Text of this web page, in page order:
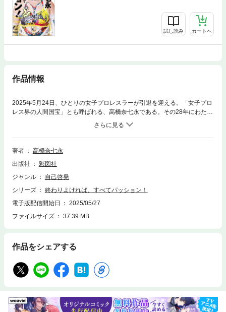
試し読み カートへ
作品情報
2025年5月24日、ひとりの女子プロレスラーが引退を迎える。「女子プロ
レス界の人間国宝」とも呼ばれる、高橋奈七永である。その28年にわたる
プロレス人生は、まさに波乱万丈。高校を中退し、憧れだった全日本女子
プロレスに入門するも、デビュー２年目に会社が倒産。新生全女の中心選
手として奮闘し、悲願のチャンピオンベルトを獲得するもケガで返上。そ
の療養中に全女は解散してしまう。その後は新団体の旗揚げに３度関わる
プレッシャー……精神的に追い詰められた結果、ついにはうつ病を発症し
てしまう。しかし、それでも高橋奈七永は闘い続けた。何度倒れても、そ
プロレスラーだから……。「格闘女神ATHENA」が生んだ伝説のユニット
『キッスの世界』同窓会対談のほか、プロレスの師匠である日高郁人選手
くる、高橋奈七永28年の集大成！
著者
高橋奈七永
出版社
彩図社
ジャンル
自己啓発
シリーズ
終わりよければ、すべてパッション！
電子版配信開始日
2025/05/27
ファイルサイズ
37.39 MB
作品をシェアする